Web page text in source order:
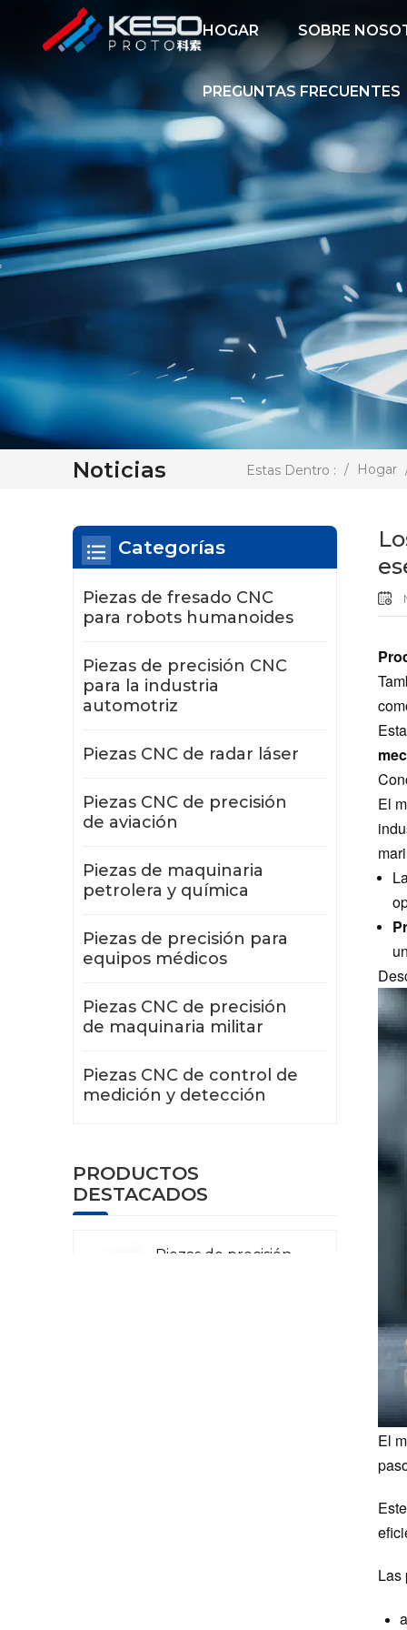
HOGAR SOBRE
PREGUNTAS FRECUENTES
Noticias Estas Dentro : / Hogar
El
El
Las
Categorías
Piezas de fresado CNC
para robots humanoides
Piezas de precisión CNC
para la industria
automotriz
Piezas CNC de radar láser
Piezas CNC de precisión
de aviación
Piezas de maquinaria
petrolera y química
Piezas de precisión para
equipos médicos
Piezas CNC de precisión
de maquinaria militar
Piezas CNC de control de
medición y detección
PRODUCTOS
DESTACADOS
Piezas de precisión